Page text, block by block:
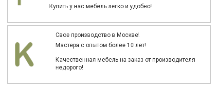
Купить у нас мебель легко и удобно!
Свое производство в Москве!
Мастера с опытом более 10 лет!
Качественная мебель на заказ от производителя
недорого!